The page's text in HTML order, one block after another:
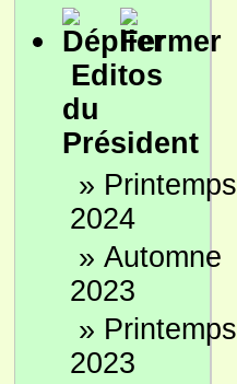
Editos
du
Président
» Printemps
2024
» Automne
2023
» Printemps
2023